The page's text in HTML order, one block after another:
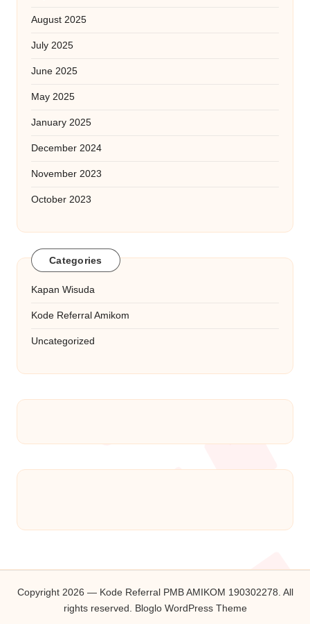
August 2025
July 2025
June 2025
May 2025
January 2025
December 2024
November 2023
October 2023
Categories
Kapan Wisuda
Kode Referral Amikom
Uncategorized
Copyright 2026 — Kode Referral PMB AMIKOM 190302278. All
rights reserved. Bloglo WordPress Theme